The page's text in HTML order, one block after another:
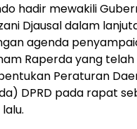
hadir mewakili
Djausal dalam
agenda
Raperda yang
Peraturan
DPRD pada rapat